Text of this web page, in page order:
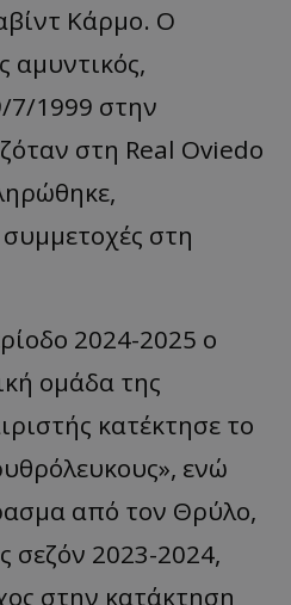
Κάρμο. Ο
αμυντικός,
7/1999 στην
στη Real Oviedo
στη
2024-2025 ο
ομάδα της
κατέκτησε το
ενώ
από τον Θρύλο,
σεζόν 2023-2024,
στην κατάκτηση